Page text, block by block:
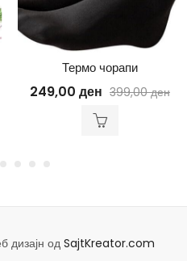
Термо чорапи
249,00 ден 399,00ден
дизајн од SajtKreator.com